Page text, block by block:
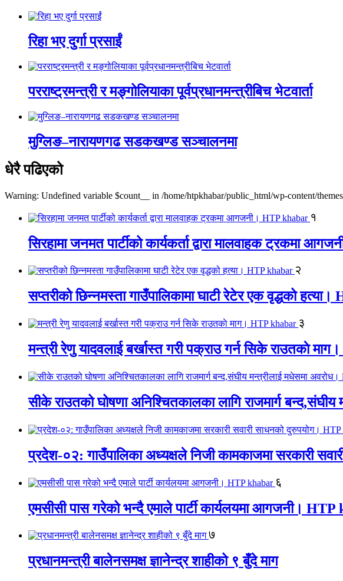
रिहा भए दुर्गा प्रसाईं
परराष्ट्रमन्त्री र मङ्गोलियाका पूर्वप्रधानमन्त्रीबिच भेटवार्ता
मुग्लिङ–नारायणगढ सडकखण्ड सञ्चालनमा
धेरै पढिएको
Warning: Undefined variable $count__ in /home/htpkhabar/public_html/wp-content/
१
सिरहामा जनमत पार्टीको कार्यकर्ता द्वारा मालवाहक ट्रकमा
२
सप्तरीको छिन्नमस्ता गाउँपालिकामा घाटी रेटेर एक वृद्धको
३
मन्त्री रेणु यादवलाई बर्खास्त गरी पक्राउ गर्न सिके राउतकाे
सीके राउतको घोषणा अनिश्चितकालका लागि राजमार्ग
प्रदेश-०२: गाउँपालिका अध्यक्षले निजी कामकाजमा सरकारी
६
एमसीसी पास गरेको भन्दै एमाले पार्टी कार्यलयमा आगजनी।
७
प्रधानमन्त्री बालेनसमक्ष ज्ञानेन्द्र शाहीको ९ बुँदे माग